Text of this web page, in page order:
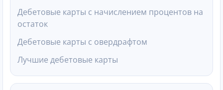
Дебетовые карты с начислением процентов на
остаток
Дебетовые карты с овердрафтом
Лучшие дебетовые карты